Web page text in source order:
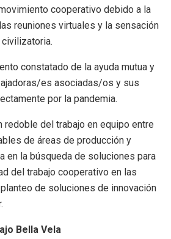
cooperativo debido a la
reuniones virtuales y la sensación
constatado de la ayuda mutua y
es asociadas/os y sus
por la pandemia.
redoble del trabajo en equipo entre
de áreas de producción y
en la búsqueda de soluciones para
del trabajo cooperativo en las
de soluciones de innovación
Bella Vela